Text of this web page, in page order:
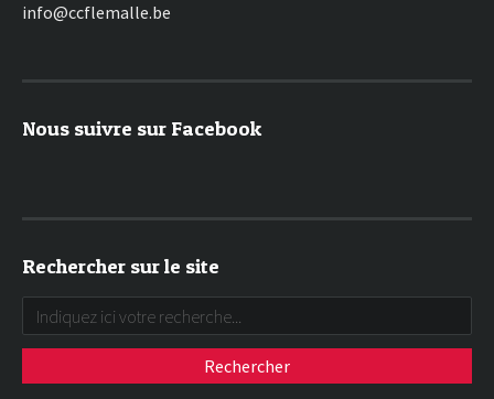
info@ccflemalle.be
Nous suivre sur Facebook
Rechercher sur le site